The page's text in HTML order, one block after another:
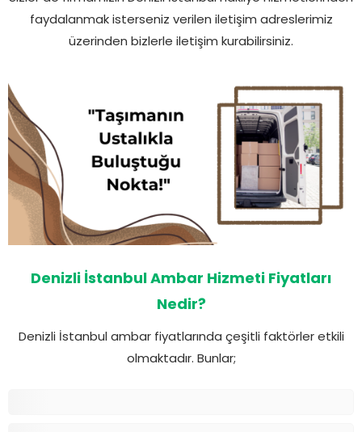
faydalanmak isterseniz verilen iletişim adreslerimiz
üzerinden bizlerle iletişim kurabilirsiniz.
Denizli İstanbul Ambar Hizmeti Fiyatları
Nedir?
Denizli İstanbul ambar fiyatlarında çeşitli faktörler etkili
olmaktadır. Bunlar;